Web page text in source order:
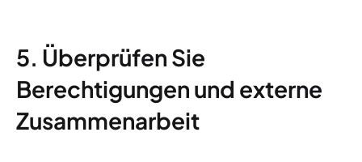
5. Überprüfen Sie
Berechtigungen und externe
Zusammenarbeit